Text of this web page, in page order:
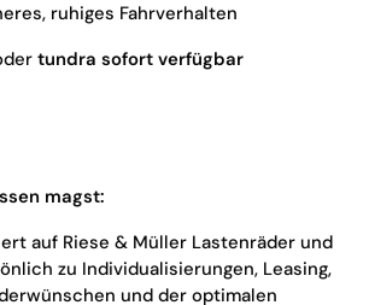
ruhiges Fahrverhalten
tundra sofort verfügbar
magst:
auf Riese & Müller Lastenräder und
zu Individualisierungen, Leasing,
und der optimalen